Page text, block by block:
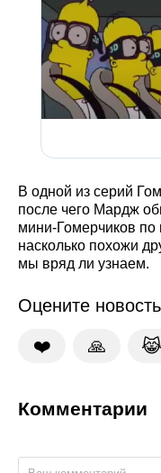
В одной из серий
после чего Мардж
мини-Гомерчиков по
насколько похожи
мы вряд ли узнаем.
Оцените новость
❤️ 🙏 😹
Комментарии